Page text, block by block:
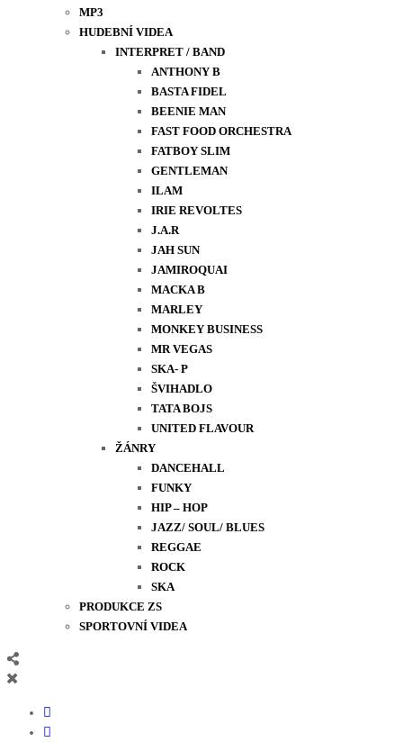
MP3
HUDEBNÍ VIDEA
INTERPRET / BAND
ANTHONY B
BASTA FIDEL
BEENIE MAN
FAST FOOD ORCHESTRA
FATBOY SLIM
GENTLEMAN
ILAM
IRIE REVOLTES
J.A.R
JAH SUN
JAMIROQUAI
MACKA B
MARLEY
MONKEY BUSINESS
MR VEGAS
SKA- P
ŠVIHADLO
TATA BOJS
UNITED FLAVOUR
ŽÁNRY
DANCEHALL
FUNKY
HIP – HOP
JAZZ/ SOUL/ BLUES
REGGAE
ROCK
SKA
PRODUKCE ZS
SPORTOVNÍ VIDEA